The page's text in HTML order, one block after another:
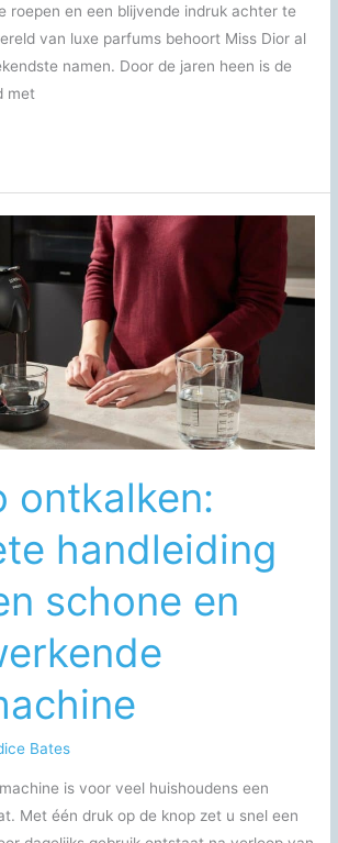
roepen en een blijvende indruk achter te
van luxe parfums behoort Miss Dior al
namen. Door de jaren heen is de
met
ontkalken:
handleiding
schone en
Bates
is voor veel huishoudens een
Met één druk op de knop zet u snel een